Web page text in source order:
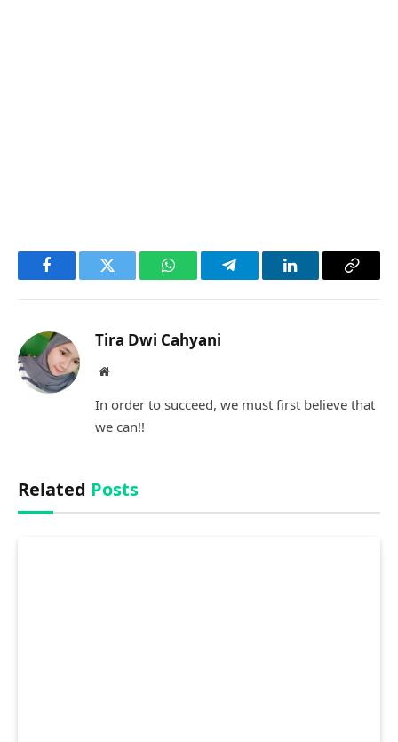
FacebookTwitter WhatsAppTelegramLinkedInCopy
Tira Dwi Cahyani
Website
In order to succeed, we must first believe that
we can!!
Related Posts